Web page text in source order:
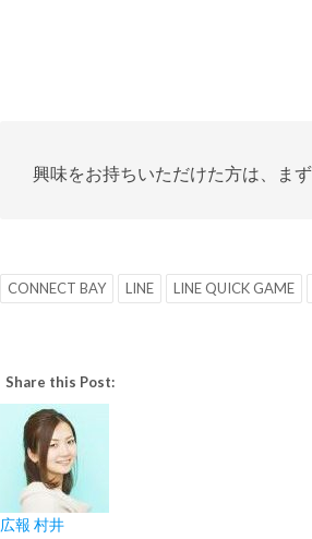
興味をお持ちいただけた方は、ま
CONNECT BAY LINE LINE QUICK GAME
Share this Post:
広報 村井